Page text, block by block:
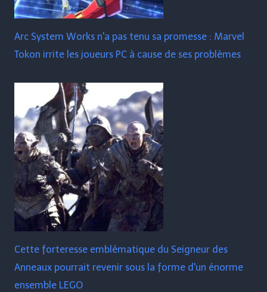
Arc System Works n'a pas tenu sa promesse : Marvel
Tokon irrite les joueurs PC à cause de ses problèmes
Cette forteresse emblématique du Seigneur des
Anneaux pourrait revenir sous la forme d'un énorme
ensemble LEGO